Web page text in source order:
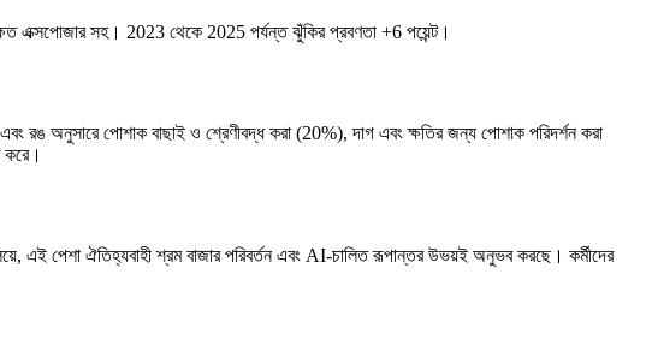
এক্সপোজার সহ। 2023 থেকে 2025 পর্যন্ত ঝুঁকির প্রবণতা +6 পয়েন্ট।
রঙ অনুসারে পোশাক বাছাই ও শ্রেণীবদ্ধ করা (20%), দাগ এবং ক্ষতির জন্য পোশাক পরিদর্শন করা
করে।
এই পেশা ঐতিহ্যবাহী শ্রম বাজার পরিবর্তন এবং AI-চালিত রূপান্তর উভয়ই অনুভব করছে। কর্মীদের